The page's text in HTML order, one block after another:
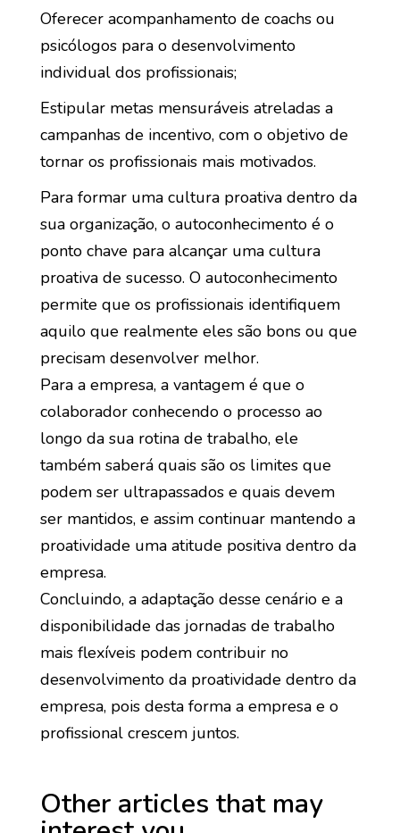
Oferecer acompanhamento de coachs ou
psicólogos para o desenvolvimento
individual dos profissionais;
Estipular metas mensuráveis atreladas a
campanhas de incentivo, com o objetivo de
tornar os profissionais mais motivados.
Para formar uma cultura proativa dentro da
sua organização, o autoconhecimento é o
ponto chave para alcançar uma cultura
proativa de sucesso. O autoconhecimento
permite que os profissionais identifiquem
aquilo que realmente eles são bons ou que
precisam desenvolver melhor.
Para a empresa, a vantagem é que o
colaborador conhecendo o processo ao
longo da sua rotina de trabalho, ele
também saberá quais são os limites que
podem ser ultrapassados e quais devem
ser mantidos, e assim continuar mantendo a
proatividade uma atitude positiva dentro da
empresa.
Concluindo, a adaptação desse cenário e a
disponibilidade das jornadas de trabalho
mais flexíveis podem contribuir no
desenvolvimento da proatividade dentro da
empresa, pois desta forma a empresa e o
profissional crescem juntos.
Other articles that may